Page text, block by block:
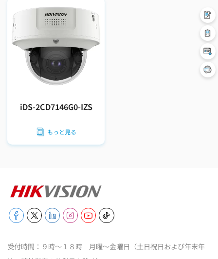
iDS-2CD7146G0-IZS
もっと見る
受付時間：９時～１８時 月曜～金曜日（土日祝日および年末年